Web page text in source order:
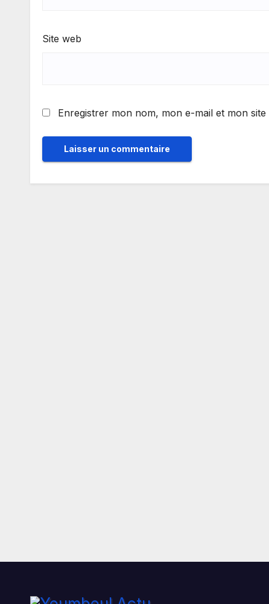
Site web
Enregistrer mon nom, mon e-mail et mon